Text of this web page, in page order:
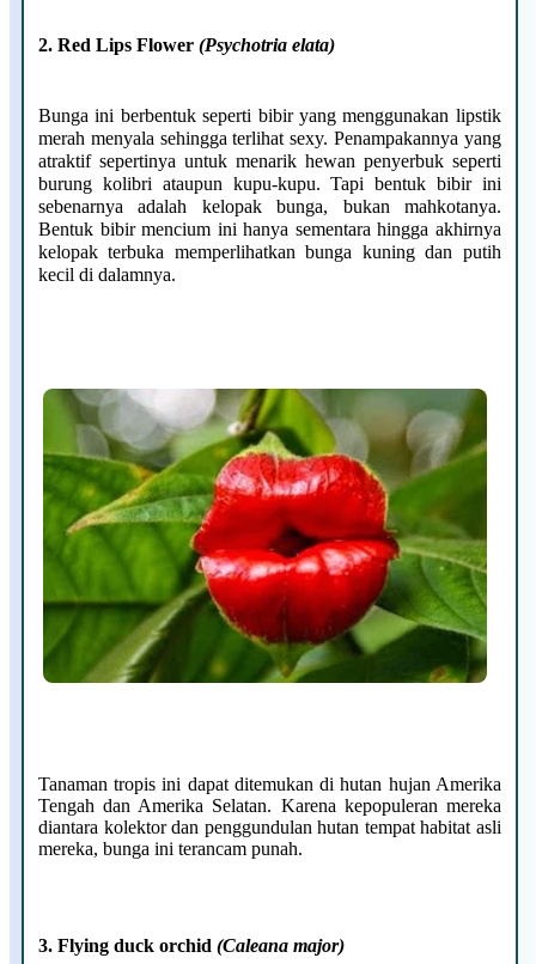
2. Red Lips Flower (Psychotria elata)
Bunga ini berbentuk seperti bibir yang menggunakan lipstik
merah menyala sehingga terlihat sexy. Penampakannya yang
atraktif sepertinya untuk menarik hewan penyerbuk seperti
burung kolibri ataupun kupu-kupu. Tapi bentuk bibir ini
sebenarnya adalah kelopak bunga, bukan mahkotanya.
Bentuk bibir mencium ini hanya sementara hingga akhirnya
kelopak terbuka memperlihatkan bunga kuning dan putih
kecil di dalamnya.
Tanaman tropis ini dapat ditemukan di hutan hujan Amerika
Tengah dan Amerika Selatan. Karena kepopuleran mereka
diantara kolektor dan penggundulan hutan tempat habitat asli
mereka, bunga ini terancam punah.
3. Flying duck orchid (Caleana major)